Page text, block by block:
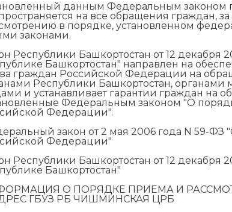
данным Федеральным законом
на все обращения граждан,
в порядке, установленном
законами.
Республики Башкортостан от 12
Башкортостан" направлен на
граждан Российской Федерации на
Республики Башкортостан,
и устанавливает гарантии граждан на
Федеральным законом "О
Федерации".
закон от 2 мая 2006 года N 59-
Федерации"
Республики Башкортостан от 12
Башкортостан"
О ПОРЯДКЕ ПРИЕМА И
ГБУЗ РБ ЧИШМИНСКАЯ ЦРБ